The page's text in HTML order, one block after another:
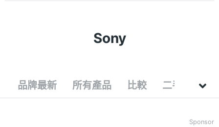
Sony
品牌最新 所有產品 比較 二手
Sponsor